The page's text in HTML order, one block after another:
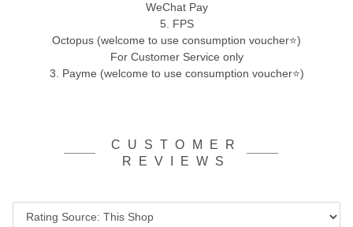
WeChat Pay
5. FPS
Octopus (welcome to use consumption voucher⭐)
For Customer Service only
3. Payme (welcome to use consumption voucher⭐)
CUSTOMER
REVIEWS